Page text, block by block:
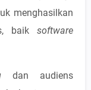
menghasilkan
baik software
dan audiens